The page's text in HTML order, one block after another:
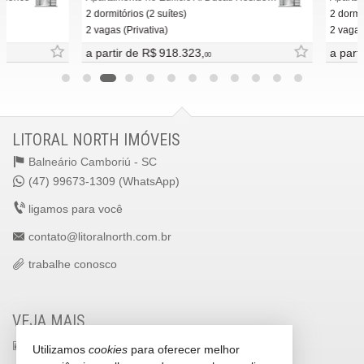
2 dormitórios (2 suítes)
2 vagas (Privativa)
a partir deR$ 918.323,00
2
2 vagas
a partir
LITORAL NORTH IMÓVEIS
Balneário Camboriú - SC
(47) 99673-1309 (WhatsApp)
ligamos para você
contato@litoralnorth.com.br
trabalhe conosco
VEJA MAIS
receba nosso newsletter
Utilizamos cookies para oferecer melhor